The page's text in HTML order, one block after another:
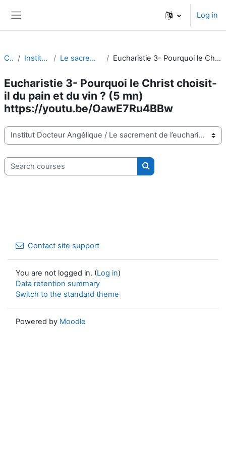
Log in
Courses Institut Docteur Angélique Le sacrement de l’eucharistie et la messe Eucharistie 3- Pourquoi le Christ choisit-il du pain et du vin ? (5 mn) https://youtu.be/OawE7Ru4BBw
Eucharistie 3- Pourquoi le Christ choisit-
il du pain et du vin ? (5 mn)
https://youtu.be/OawE7Ru4BBw
Course categories
Search courses
Search courses
Contact site support
You are not logged in. (Log in)
Data retention summary
Switch to the standard theme
Powered by Moodle